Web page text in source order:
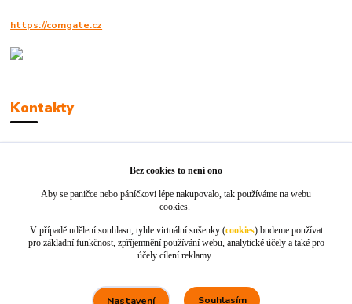
https://comgate.cz
Kontakty
info@jackie-shop.cz
Bez cookies to není ono
Aby se paničce nebo páníčkovi lépe nakupovalo, tak používáme na webu
cookies.
V případě udělení souhlasu, tyhle virtuální sušenky (cookies) budeme používat
pro základní funkčnost, zpříjemnění používání webu, analytické účely a také pro
účely cílení reklamy.
Nastavení Souhlasím